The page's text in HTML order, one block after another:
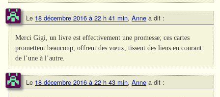
Le 18 décembre 2016 à 22 h 41 min, Anne a dit :
Merci Gigi, un livre est effectivement une promesse; ces cartes
promettent beaucoup, offrent des vœux, tissent des liens en courant
de l’une à l’autre.
Le 18 décembre 2016 à 22 h 43 min, Anne a dit :